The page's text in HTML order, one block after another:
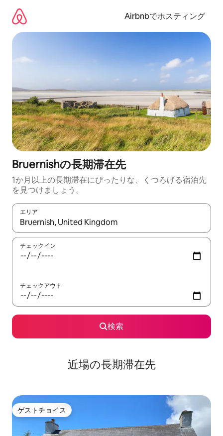
Airbnbでホスティング
Bruernishの長期滞在先
1か月以上の長期滞在にぴったりな、くつろげる宿泊先
を見つけましょう。
エリア
検索結果が表示されたら、上下の矢印キーを使って移動するか
チェックイン
チェックアウト
検索
近場の長期滞在先
ゲストチョイス
ゲストチョイス